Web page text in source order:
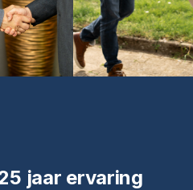
jaar ervaring